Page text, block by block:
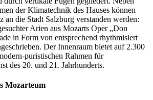
der Klimatechnik des Hauses können
an die Stadt Salzburg verstanden werden:
Arien aus Mozarts Oper „Don
in Form von entsprechend rhythmisiert
Der Innenraum bietet auf 2.300
puristischen Rahmen für
des 20. und 21. Jahrhunderts.
Mozarteum